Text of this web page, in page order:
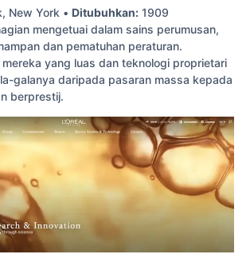
New York • Ditubuhkan: 1909
mengetuai dalam sains perumusan,
dan pematuhan peraturan.
mereka yang luas dan teknologi proprietari
galanya daripada pasaran massa kepada
berprestij.